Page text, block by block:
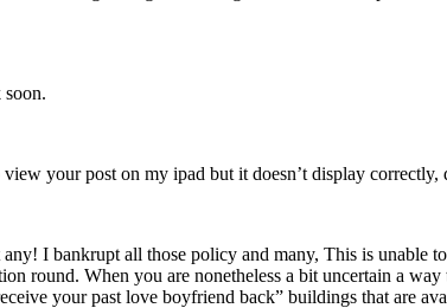
your post on my ipad but it doesn’t display correctly,
I bankrupt all those policy and many, This is unable
round. When you are nonetheless a bit uncertain a
your past love boyfriend back” buildings that are